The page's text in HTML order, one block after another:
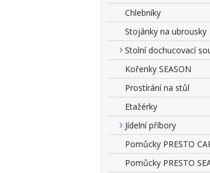
Chlebníky
Stojánky na ubrousky
Stolní dochucovací
Kořenky SEASON
Prostírání na stůl
Etažérky
Jídelní příbory
Pomůcky PRESTO
Pomůcky PRESTO